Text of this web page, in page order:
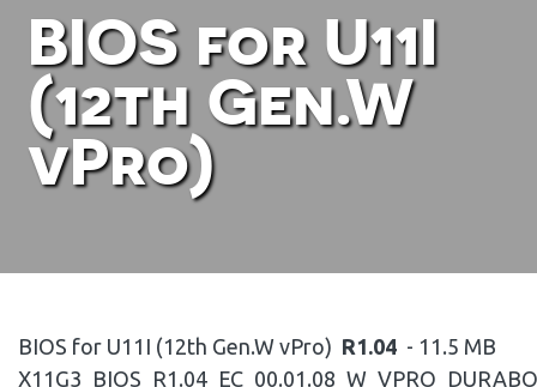
BIOS for U11I
(12th Gen.W
vPro)
BIOS for U11I (12th Gen.W vPro) R1.04 - 11.5 MB